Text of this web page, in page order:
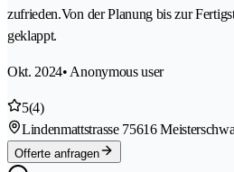
zufrieden.Von der Planung bis zur
geklappt.
Okt. 2024• Anonymous user
5(4)
Lindenmattstrasse 75616
Offerte anfragen